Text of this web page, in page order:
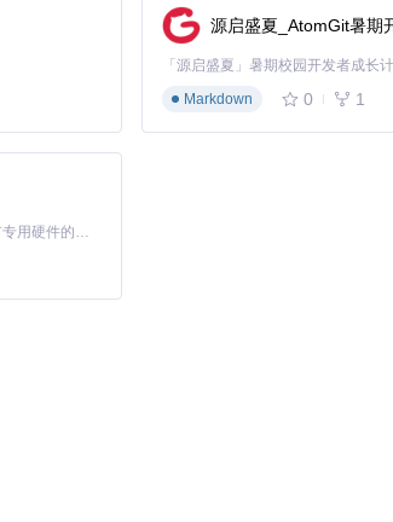
源启盛夏_AtomGit暑期
Markdown
0 1
基于Python的Xiaozhi AI，适用于想要完整Xiaozhi体验而无需拥有专用硬件的用户。